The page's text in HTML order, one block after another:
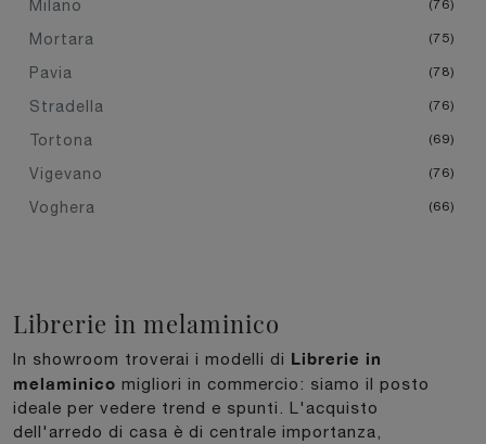
Milano 76
Mortara 75
Pavia 78
Stradella 76
Tortona 69
Vigevano 76
Voghera 66
Librerie in melaminico
In showroom troverai i modelli di Librerie in
melaminico migliori in commercio: siamo il posto
ideale per vedere trend e spunti. L'acquisto
dell'arredo di casa è di centrale importanza,